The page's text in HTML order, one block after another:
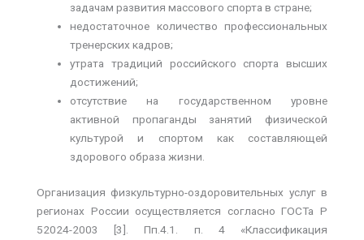
задачам развития массового спорта в стране;
недостаточное количество профессиональных
тренерских кадров;
утрата традиций российского спорта высших
достижений;
отсутствие на государственном уровне
активной пропаганды занятий физической
культурой и спортом как составляющей
здорового образа жизни.
Организация физкультурно-оздоровительных услуг в
регионах России осуществляется согласно ГОСТа Р
52024-2003 [3]. Пп.4.1. п. 4 «Классификация